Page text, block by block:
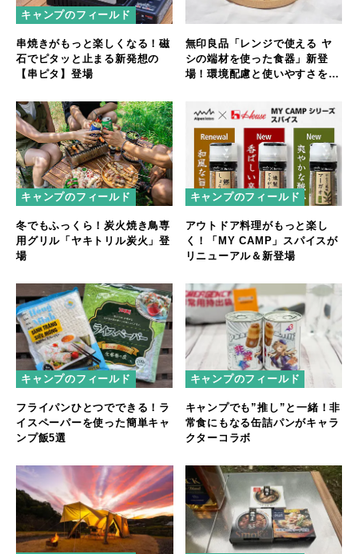
キャンプのフィールド
串焼きがもっと楽しくなる！磁
石でピタッと止まる新発想の
【串ピタ】登場
無印良品「レンジで使える ヤ
シの端材を使った食器」新登
場！環境配慮と使いやすさを両
キャンプのフィールド
冬でもふっくら！炭火焼き鳥専
用グリル「ヤキトリル炭火」登
場
キャンプのフィールド
アウトドア料理がもっと楽し
く！「MY CAMP」スパイスが
リニューアル＆新登場
キャンプのフィールド
フライパンひとつでできる！ラ
イスペーパーを使った簡単キャ
ンプ飯5選
キャンプのフィールド
キャンプでも”推し”と一緒！非
常食にもなる缶詰パンがキャラ
クターコラボ